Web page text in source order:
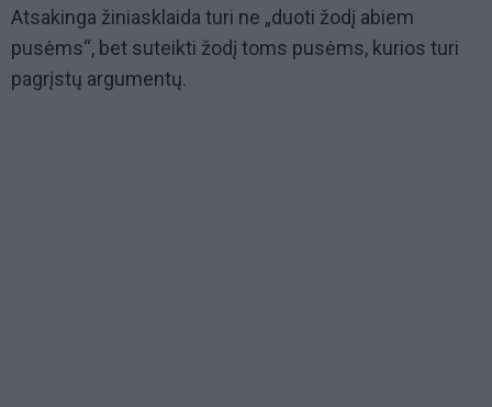
Atsakinga žiniasklaida turi ne „duoti žodį abiem
pusėms“, bet suteikti žodį toms pusėms, kurios turi
pagrįstų argumentų.